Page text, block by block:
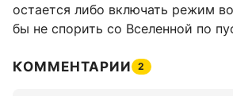
остается либо включать режим
бы не спорить со Вселенной по
КОММЕНТАРИИ 2